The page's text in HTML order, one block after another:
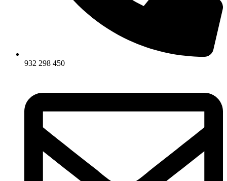
932 298 450